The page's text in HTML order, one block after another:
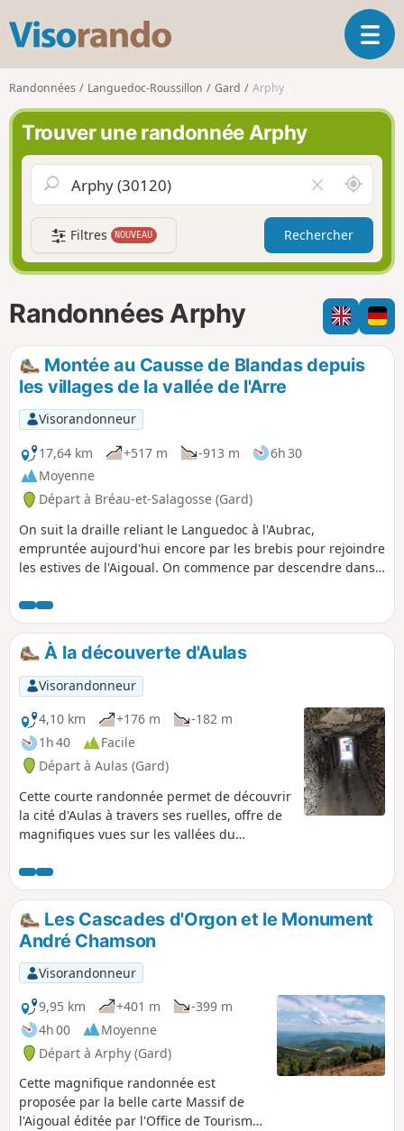
s
o
r
n
d
O
u
l
a
i
g
t
i
o
Randonnées Languedoc-Roussillon Gard Arphy
Trouver une randonnée Arphy
i
d
e
r
l
e
h
m
A
u
t
u
r
d
e
m
i
Filtres NOUVEAU Rechercher
Randonnées Arphy
Montée au Causse de Blandas depuis
les villages de la vallée de l'Arre
Visorandonneur
17,64 km
+517 m -913 m
6h 30
Moyenne
Départ à Bréau-et-Salagosse (Gard)
On suit la draille reliant le Languedoc à l'Aubrac,
empruntée aujourd'hui encore par les brebis pour rejoindre
les estives de l'Aigoual. On commence par descendre dans
la soie y a laissé quelques traces : anciennes filatures et
moulins. Après une agréable balade le long de l'Arre où les
truites abondent, les choses sérieuses commencent avec la
montée sur le Causse de Blandas. Une fois là-haut,
changement radical de décor.
À la découverte d'Aulas
Visorandonneur
4,10 km
+176 m
-182 m
1h 40
Facile
Départ à Aulas (Gard)
Cette courte randonnée permet de découvrir
la cité d'Aulas à travers ses ruelles, offre de
magnifiques vues sur les vallées du
d'Anjeau dès qu'on s'élève au-dessus du
village. On redescend ensuite dans la vallée
pour déambuler dans le centre historique
d'Aulas.Les Cascades d'Orgon et le Monument
André Chamson
Visorandonneur
9,95 km
+401 m
-399 m
4h 00
Moyenne
Départ à Arphy (Gard)
Cette magnifique randonnée est
proposée par la belle carte Massif de
l'Aigoual éditée par l'Office de Tourisme